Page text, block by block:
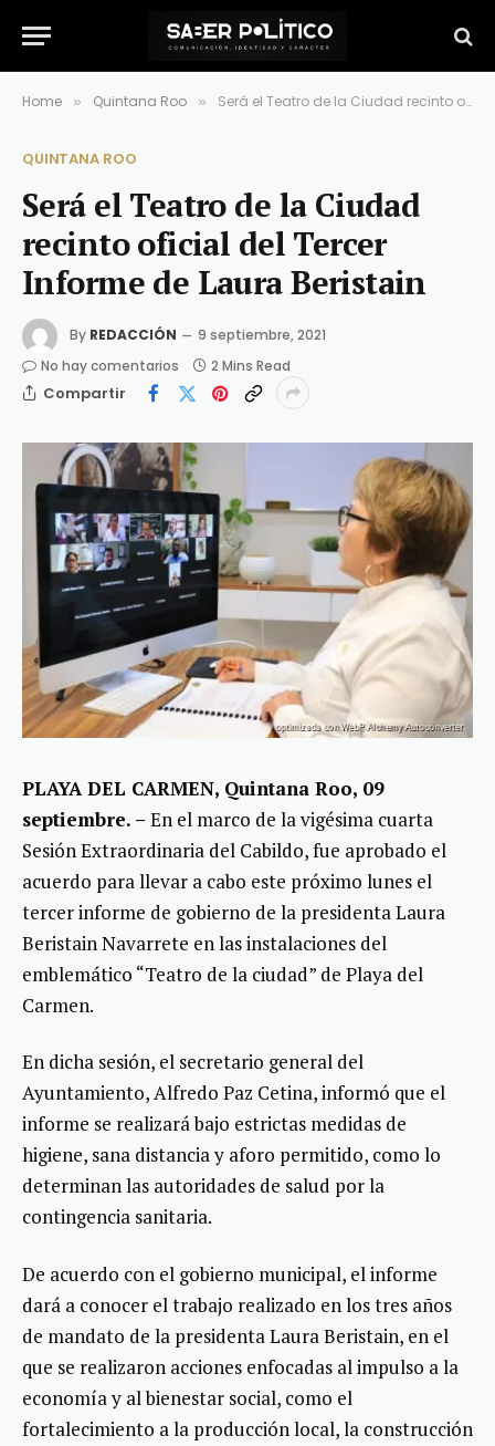
Home » Quintana Roo » Será el Teatro de la Ciudad recinto oficial del Tercer Informe de Laura Beristain
QUINTANA ROO
Será el Teatro de la Ciudad
recinto oficial del Tercer
Informe de Laura Beristain
By REDACCIÓN
9 septiembre, 2021
No hay comentarios
2 Mins Read
Compartir
PLAYA DEL CARMEN, Quintana Roo, 09
septiembre. – En el marco de la vigésima cuarta
Sesión Extraordinaria del Cabildo, fue aprobado el
acuerdo para llevar a cabo este próximo lunes el
tercer informe de gobierno de la presidenta Laura
Beristain Navarrete en las instalaciones del
emblemático “Teatro de la ciudad” de Playa del
Carmen.
En dicha sesión, el secretario general del
Ayuntamiento, Alfredo Paz Cetina, informó que el
informe se realizará bajo estrictas medidas de
higiene, sana distancia y aforo permitido, como lo
determinan las autoridades de salud por la
contingencia sanitaria.
De acuerdo con el gobierno municipal, el informe
dará a conocer el trabajo realizado en los tres años
de mandato de la presidenta Laura Beristain, en el
que se realizaron acciones enfocadas al impulso a la
economía y al bienestar social, como el
fortalecimiento a la producción local, la construcción